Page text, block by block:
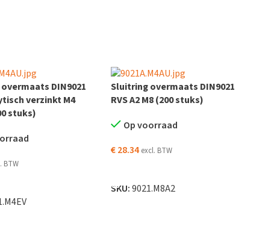
DIN9021
verzinkt M4
stuks)
BTW
Sluitring overmaats DIN9021
RVS A2 M8 (200 stuks)
Op voorraad
€28.34 excl. BTW
SKU:9021.M8A2